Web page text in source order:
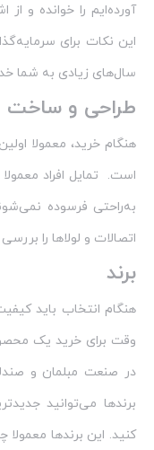
آورده‌ایم را خوانده و
این نکات برای
سال‌های زیادی به شما
طراحی و ساخت
هنگام خرید، معمولا
است. تمایل افراد
به‌راحتی فرسوده
اتصالات و لولاها را
برند
هنگام انتخاب باید
وقت برای خرید یک
در صنعت مبلمان و
برندها می‌توانید
کنید. این برندها